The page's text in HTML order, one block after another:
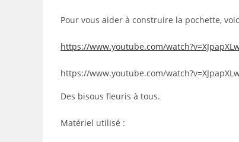
Pour vous aider à construire la pochette,
https://www.youtube.com/
https://www.youtube.com/
Des bisous fleuris à tous.
Matériel utilisé :